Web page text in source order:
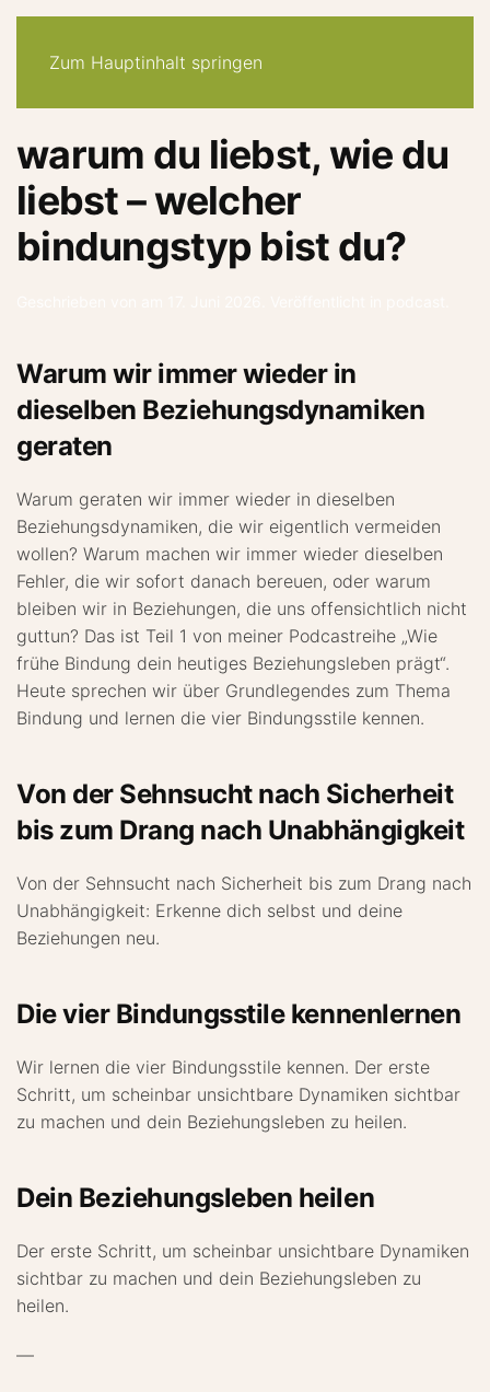
Zum Hauptinhalt springen
warum du liebst, wie du
liebst – welcher
bindungstyp bist du?
Warum wir immer wieder in
dieselben Beziehungsdynamiken
geraten
Warum geraten wir immer wieder in dieselben
Beziehungsdynamiken, die wir eigentlich vermeiden
wollen? Warum machen wir immer wieder dieselben
Fehler, die wir sofort danach bereuen, oder warum
bleiben wir in Beziehungen, die uns offensichtlich nicht
guttun? Das ist Teil 1 von meiner Podcastreihe „Wie
frühe Bindung dein heutiges Beziehungsleben prägt“.
Heute sprechen wir über Grundlegendes zum Thema
Bindung und lernen die vier Bindungsstile kennen.
Von der Sehnsucht nach Sicherheit
bis zum Drang nach Unabhängigkeit
Von der Sehnsucht nach Sicherheit bis zum Drang nach
Unabhängigkeit: Erkenne dich selbst und deine
Beziehungen neu.
Die vier Bindungsstile kennenlernen
Wir lernen die vier Bindungsstile kennen. Der erste
Schritt, um scheinbar unsichtbare Dynamiken sichtbar
zu machen und dein Beziehungsleben zu heilen.
Dein Beziehungsleben heilen
Der erste Schritt, um scheinbar unsichtbare Dynamiken
sichtbar zu machen und dein Beziehungsleben zu
heilen.
—